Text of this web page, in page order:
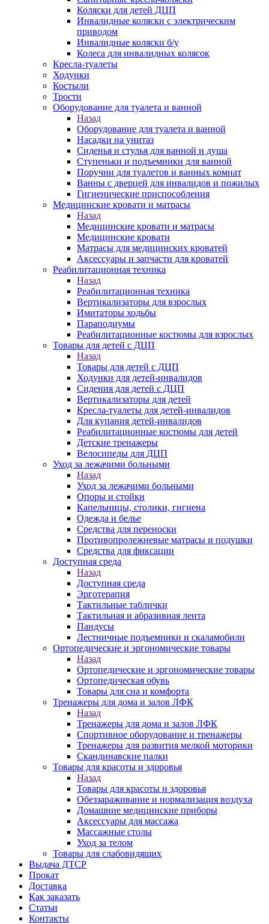
Коляски для детей ДЦП
Инвалидные коляски с электрическим
приводом
Инвалидные коляски б/у
Колеса для инвалидных колясок
Кресла-туалеты
Ходунки
Костыли
Трости
Оборудование для туалета и ванной
Назад
Оборудование для туалета и ванной
Насадки на унитаз
Сиденья и стулья для ванной и душа
Ступеньки и подъемники для ванной
Поручни для туалетов и ванных комнат
Ванны с дверцей для инвалидов и пожилых
Гигиенические приспособления
Медицинские кровати и матрасы
Назад
Медицинские кровати и матрасы
Медицинские кровати
Матрасы для медицинских кроватей
Аксессуары и запчасти для кроватей
Реабилитационная техника
Назад
Реабилитационная техника
Вертикализаторы для взрослых
Имитаторы ходьбы
Параподиумы
Реабилитационные костюмы для взрослых
Товары для детей с ДЦП
Назад
Товары для детей с ДЦП
Ходунки для детей-инвалидов
Сидения для детей с ДЦП
Вертикализаторы для детей
Кресла-туалеты для детей-инвалидов
Для купания детей-инвалидов
Реабилитационные костюмы для детей
Детские тренажеры
Велосипеды для ДЦП
Уход за лежачими больными
Назад
Уход за лежачими больными
Опоры и стойки
Капельницы, столики, гигиена
Одежда и белье
Средства для переноски
Противопролежневые матрасы и подушки
Средства для фиксации
Доступная среда
Назад
Доступная среда
Эрготерапия
Тактильные таблички
Тактильная и абразивная лента
Пандусы
Лестничные подъемники и скаламобили
Ортопедические и эргономические товары
Назад
Ортопедические и эргономические товары
Ортопедическая обувь
Товары для сна и комфорта
Тренажеры для дома и залов ЛФК
Назад
Тренажеры для дома и залов ЛФК
Спортивное оборудование и тренажеры
Тренажеры для развития мелкой моторики
Скандинавские палки
Товары для красоты и здоровья
Назад
Товары для красоты и здоровья
Обеззараживание и нормализация воздуха
Домашние медицинские приборы
Аксессуары для массажа
Массажные столы
Уход за телом
Товары для слабовидящих
Выдача ДТСР
Прокат
Доставка
Как заказать
Статьи
Контакты